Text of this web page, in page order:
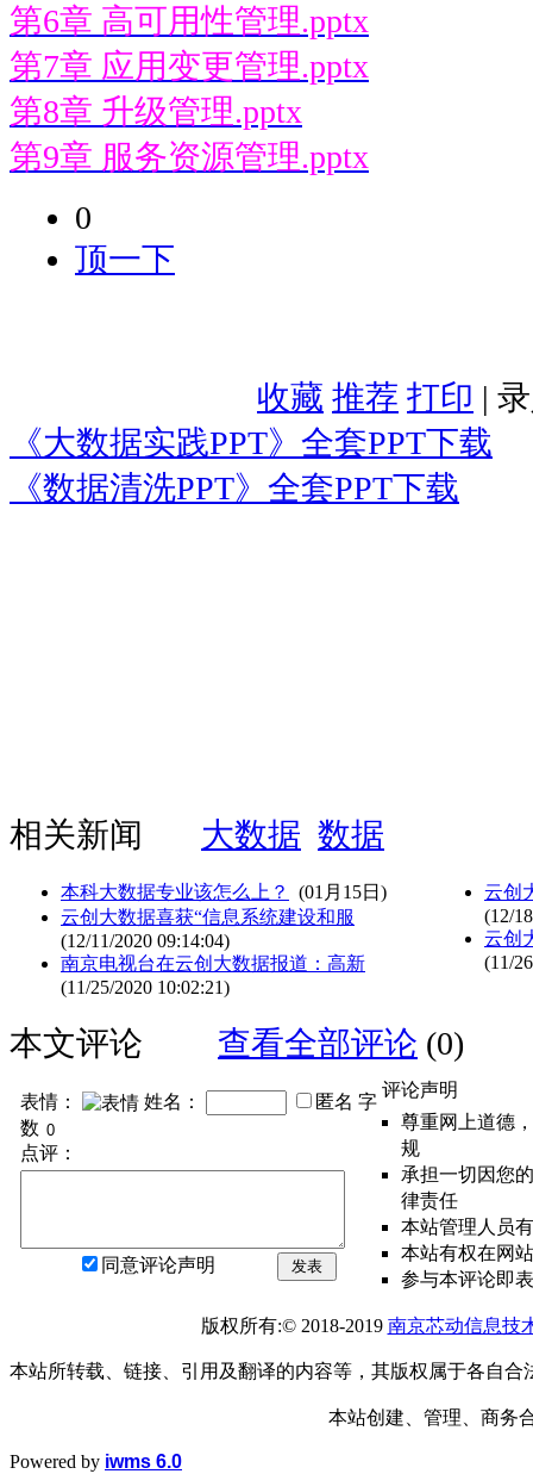
第6章 高可用性管理.pptx
第7章 应用变更管理.pptx
第8章 升级管理.pptx
第9章 服务资源管理.pptx
0
顶一下
收藏 推荐 打印 |
《大数据实践PPT》全套PPT下载
《数据清洗PPT》全套PPT下载
相关新闻 大数据 数据
本科大数据专业该怎么上？
(01月15日)
云创大数据喜获“信息系统建设和服
(12/11/2020 09:14:04)
南京电视台在云创大数据报道：高新
(11/25/2020 10:02:21)
云创
(12/
云创
(11/
本文评论 查看全部评论 (0)
表情： 姓名： 匿名 字
数
点评：
同意评论声明 发表
评论声明
尊重网上道德
规
承担一切因您
律责任
本站管理人员
本站有权在网
参与本评论即
版权所有:© 2018-2019 南京芯动信息技
本站所转载、链接、引用及翻译的内容等，其版权属于各自合
本站创建、管理、商务
Powered by iwms 6.0